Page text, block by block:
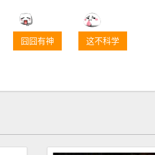
囧囧有神 这不科学